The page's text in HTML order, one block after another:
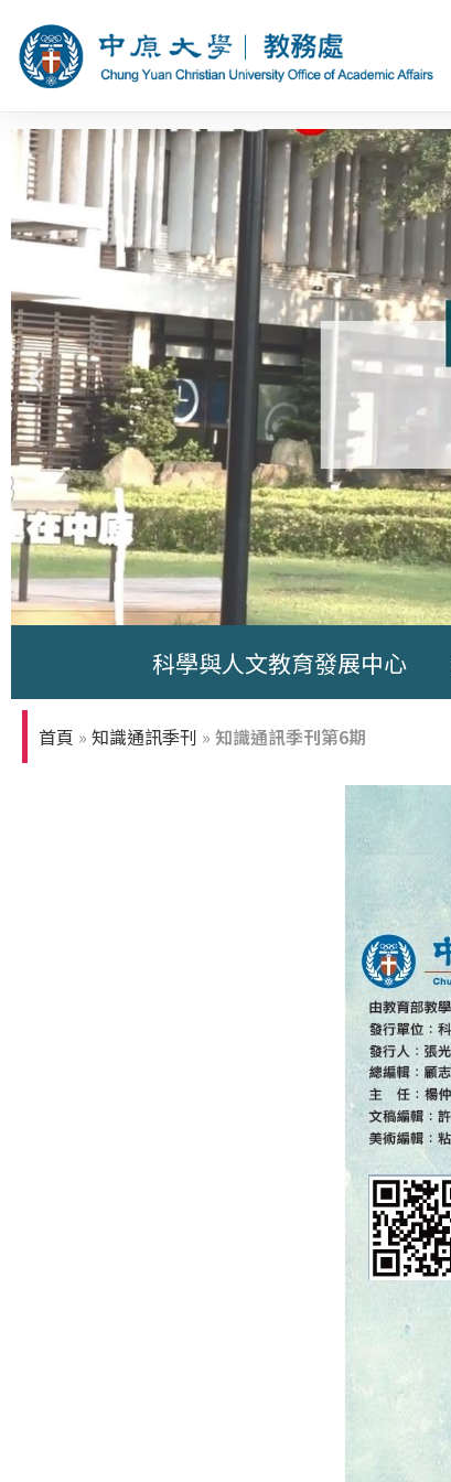
中原大學-你
知多少
科學與人文教育發展中心
首頁 » 知識通訊季刊 » 知識通訊季刊第6期